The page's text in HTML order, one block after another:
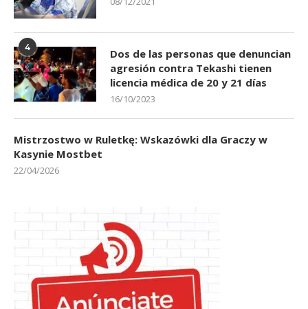
4
Dos de las personas que denuncian
agresión contra Tekashi tienen
licencia médica de 20 y 21 días
16/10/2023
Mistrzostwo w Ruletkę: Wskazówki dla Graczy w
Kasynie Mostbet
22/04/2026